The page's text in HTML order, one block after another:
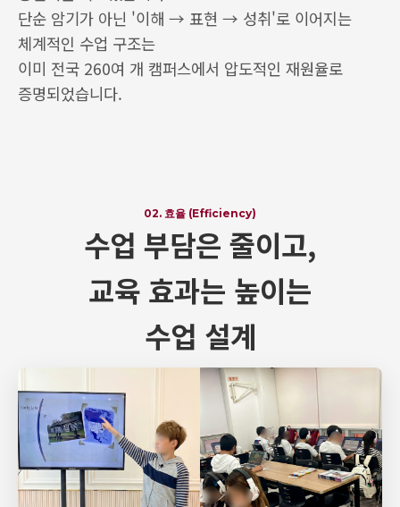
단순 암기가 아닌 '이해 → 표현 → 성취'로 이어지는
체계적인 수업 구조는
이미 전국 260여 개 캠퍼스에서 압도적인 재원율로
증명되었습니다.
02. 효율 (Efficiency)
수업 부담은 줄이고,
교육 효과는 높이는
수업 설계